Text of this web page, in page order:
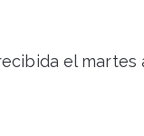
el martes